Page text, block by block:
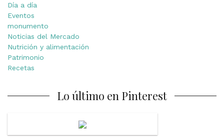
Día a día
Eventos
monumento
Noticias del Mercado
Nutrición y alimentación
Patrimonio
Recetas
Lo último en Pinterest